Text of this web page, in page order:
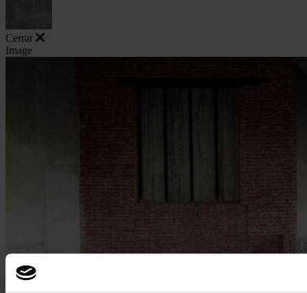
Cerrar
Image